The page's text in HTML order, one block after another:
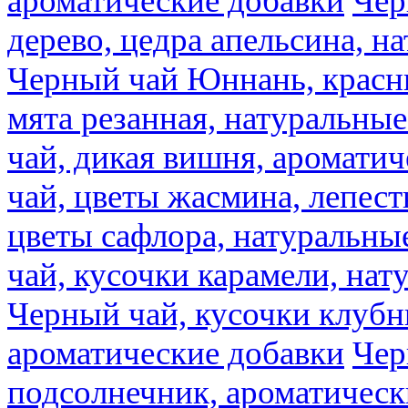
дерево, цедра апельсина,
Черный чай Юннань,
мята резанная,
чай, дикая вишня,
чай, цветы жасмина,
цветы сафлора,
чай, кусочки карамели,
Черный чай, кусочки
ароматические добавки
подсолнечник,